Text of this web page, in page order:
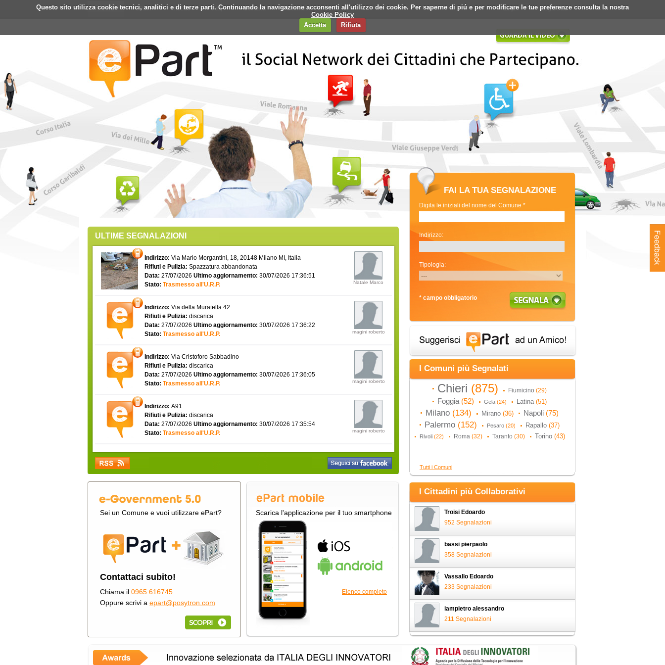
Questo sito utilizza cookie tecnici, analitici e di terze parti. Continuando la navigazione acconsenti all'utilizzo dei cookie. Per saperne di piú e per modificare le tue preferenze consulta la nostra
Cookie Policy
Accetta
Rifiuta
Home ePart Mobile Faq Contatti Banner Login Registrati
ULTIME SEGNALAZIONI
Indirizzo: Via Mario Morgantini, 18, 20148 Milano MI, Italia
Rifiuti e Pulizia: Spazzatura abbandonata
Data: 27/07/2026 Ultimo aggiornamento: 30/07/2026 17:36:51
Stato: Trasmesso all'U.R.P. Natale Marco
Indirizzo: Via della Muratella 42
Rifiuti e Pulizia: discarica
Data: 27/07/2026 Ultimo aggiornamento: 30/07/2026 17:36:22
Stato: Trasmesso all'U.R.P. magini roberto
Indirizzo: Via Cristoforo Sabbadino
Rifiuti e Pulizia: discarica
Data: 27/07/2026 Ultimo aggiornamento: 30/07/2026 17:36:05
Stato: Trasmesso all'U.R.P. magini roberto
Indirizzo: A91
Rifiuti e Pulizia: discarica
Data: 27/07/2026 Ultimo aggiornamento: 30/07/2026 17:35:54
Stato: Trasmesso all'U.R.P. magini roberto
Sei un Comune e vuoi utilizzare ePart?
Contattaci subito!
Chiama il 0965 616745
Oppure scrivi a epart@posytron.com
Scarica l'applicazione per il tuo smartphone
Elenco completo
FAI LA TUA SEGNALAZIONE
Digita le iniziali del nome del Comune *
Indirizzo:
Tipologia:
* campo obbligatorio
I Comuni più Segnalati
Chieri (875) Fiumicino (29)
Foggia (52) Gela (24) Latina (51)
Milano (134) Mirano (36) Napoli (75)
Palermo (152) Pesaro (20) Rapallo (37)
Rivoli (22) Roma (32) Taranto (30) Torino (43)
Tutti i Comuni
I Cittadini più Collaborativi
Troisi Edoardo
952 Segnalazioni
bassi pierpaolo
358 Segnalazioni
Vassallo Edoardo
233 Segnalazioni
iampietro alessandro
211 Segnalazioni